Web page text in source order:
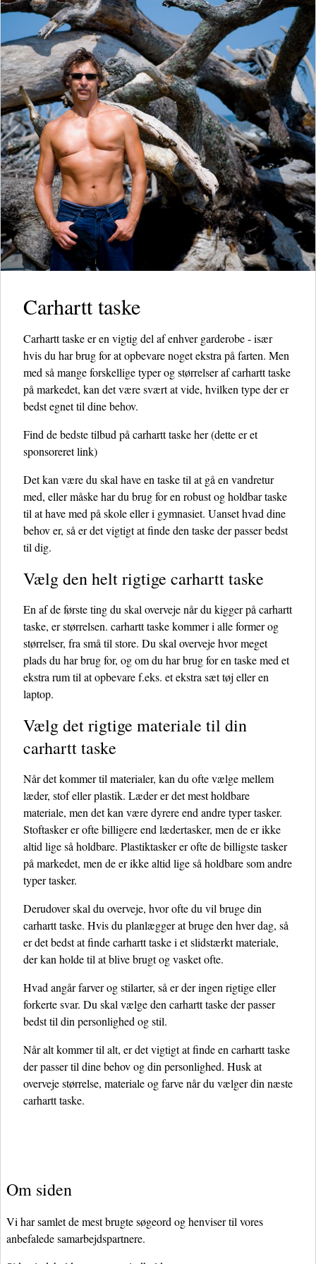
Carhartt taske
Carhartt taske er en vigtig del af enhver garderobe - især
hvis du har brug for at opbevare noget ekstra på farten. Men
med så mange forskellige typer og størrelser af carhartt taske
på markedet, kan det være svært at vide, hvilken type der er
bedst egnet til dine behov.
Find de bedste tilbud på carhartt taske her(dette er et
sponsoreret link)
Det kan være du skal have en taske til at gå en vandretur
med, eller måske har du brug for en robust og holdbar taske
til at have med på skole eller i gymnasiet. Uanset hvad dine
behov er, så er det vigtigt at finde den taske der passer bedst
til dig.
Vælg den helt rigtige carhartt taske
En af de første ting du skal overveje når du kigger på carhartt
taske, er størrelsen. carhartt taske kommer i alle former og
størrelser, fra små til store. Du skal overveje hvor meget
plads du har brug for, og om du har brug for en taske med et
ekstra rum til at opbevare f.eks. et ekstra sæt tøj eller en
laptop.
Vælg det rigtige materiale til din
carhartt taske
Når det kommer til materialer, kan du ofte vælge mellem
læder, stof eller plastik. Læder er det mest holdbare
materiale, men det kan være dyrere end andre typer tasker.
Stoftasker er ofte billigere end lædertasker, men de er ikke
altid lige så holdbare. Plastiktasker er ofte de billigste tasker
på markedet, men de er ikke altid lige så holdbare som andre
typer tasker.
Derudover skal du overveje, hvor ofte du vil bruge din
carhartt taske. Hvis du planlægger at bruge den hver dag, så
er det bedst at finde carhartt taske i et slidstærkt materiale,
der kan holde til at blive brugt og vasket ofte.
Hvad angår farver og stilarter, så er der ingen rigtige eller
forkerte svar. Du skal vælge den carhartt taske der passer
bedst til din personlighed og stil.
Når alt kommer til alt, er det vigtigt at finde en carhartt taske
der passer til dine behov og din personlighed. Husk at
overveje størrelse, materiale og farve når du vælger din næste
carhartt taske.
Om siden
Vi har samlet de mest brugte søgeord og henviser til vores
anbefalede samarbejdspartnere.